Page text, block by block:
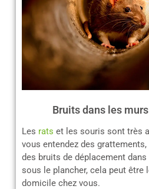
Bruits dans les
Les rats et les souris sont très
vous entendez des
des bruits de déplacement
sous le plancher, cela peut être
domicile chez vous.